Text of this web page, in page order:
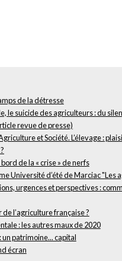
de la détresse
le suicide des agriculteurs : du
revue de presse)
et Société. L’élevage :
de la « crise » de nerfs
Université d’été de Marciac "Les
urgences et perspectives :
l’agriculture française ?
: les autres maux de 2020
un patrimoine... capital
écran